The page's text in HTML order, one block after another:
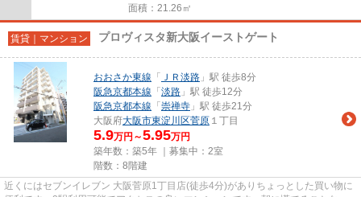
面積：21.26㎡
賃貸｜マンション プロヴィスタ新大阪イーストゲート
おおさか東線 「 ＪＲ淡路 」駅 徒歩8分
阪急京都本線 「 淡路 」駅 徒歩12分
阪急京都本線 「 崇禅寺 」駅 徒歩21分
大阪府大阪市東淀川区菅原 １丁目
5.9万円～5.95万円
築年数：築5年 ｜募集中： 2室
階数：8階建
近くにはセブンイレブン 大阪菅原1丁目店(徒歩4分)がありちょっとした買い物に